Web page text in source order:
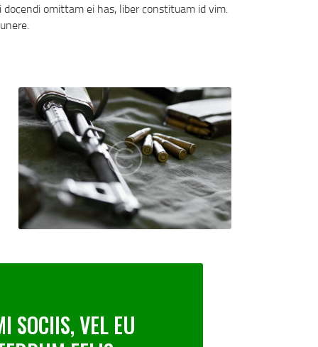
omittam ei has, liber constituam id vim.
SOCIIS, VEL EU